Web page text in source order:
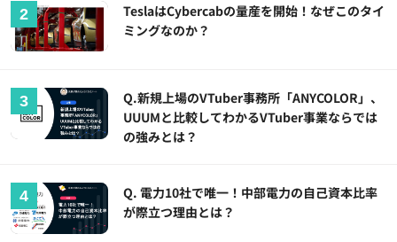
TeslaはCybercabの量産を開始！なぜこのタイ
ミングなのか？
Q.新規上場のVTuber事務所「ANYCOLOR」、
UUUMと比較してわかるVTuber事業ならでは
の強みとは？
Q. 電力10社で唯一！中部電力の自己資本比率
が際立つ理由とは？